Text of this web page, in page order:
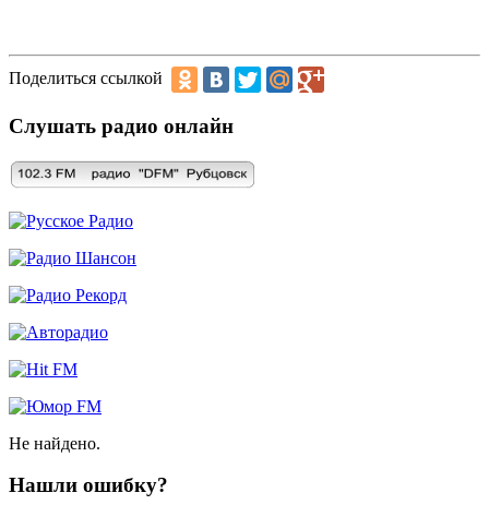
Поделиться ссылкой
Слушать радио онлайн
Не найдено.
Нашли ошибку?